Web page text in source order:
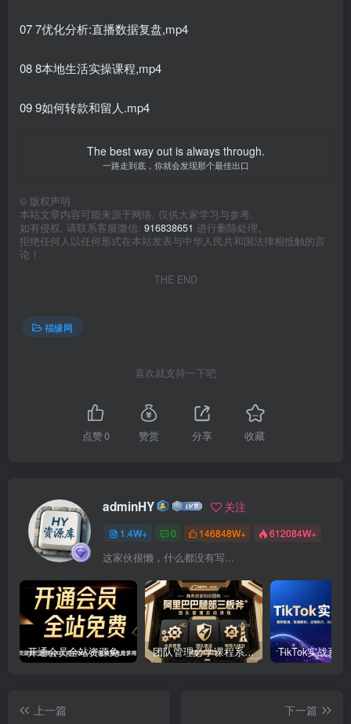
07 7优化分析:直播数据复盘,mp4
08 8本地生活实操课程,mp4
09 9如何转款和留人.mp4
The best way out is always through.
一路走到底，你就会发现那个最佳出口
© 版权声明
本站文章内容可能来源于网络, 仅供大家学习与参考,
如有侵权, 请联系客服微信: 916838651 进行删除处理。
拒绝任何人以任何形式在本站发表与中华人民共和国法律相抵触的言
论！
THE END
福缘网
喜欢就支持一下吧
点赞0 赞赏 分享 收藏
adminHY 关注
1.4W+ 0 146848W+ 612084W+
这家伙很懒，什么都没有写...
开通会员全站资源免费下载 开通VIP会员 HY资源库 团队管理必学课程系列，阿里巴巴“腿部三板斧”
上一篇
下一篇